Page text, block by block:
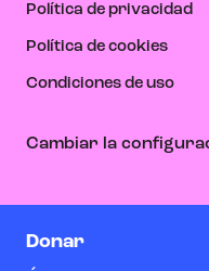
Donar
Política de privacidad
Política de cookies
Condiciones de uso
Cambiar la